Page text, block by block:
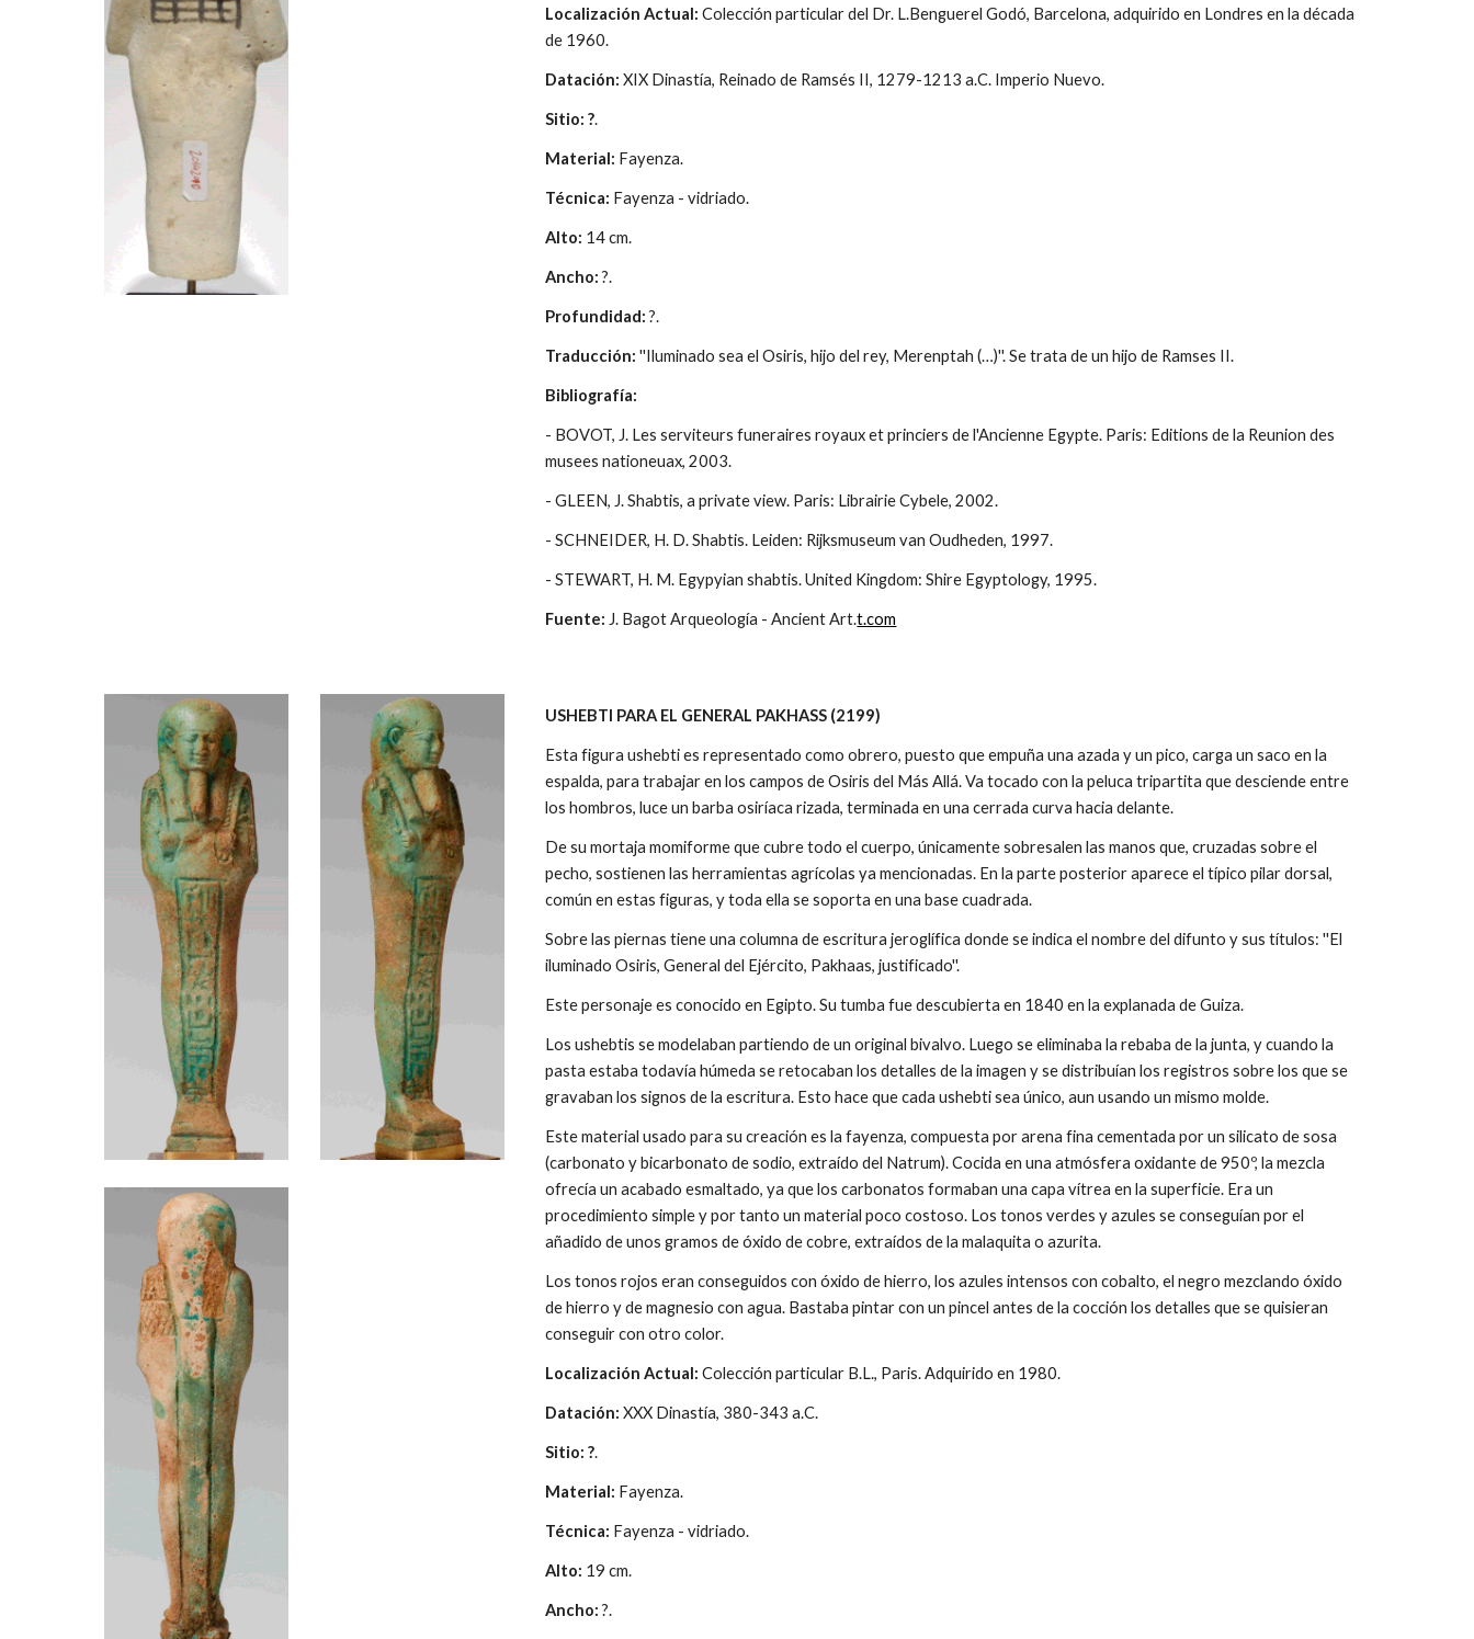
Localización Actual: Colección particular del Dr. L.Benguerel Godó, Barcelona, adquirido en Londres en la década
de 1960.
Datación:XIX Dinastía, Reinado de Ramsés II, 1279-1213 a.C. Imperio Nuevo.
Sitio: ?.
Material: Fayenza.
Técnica: Fayenza - vidriado.
Alto: 14 cm.
Ancho:?.
Profundidad:?.
Traducción:''Iluminado sea el Osiris, hijo del rey, Merenptah (…)''. Se trata de un hijo de Ramses II.
Bibliografía:
- BOVOT, J. Les serviteurs funeraires royaux et princiers de l'Ancienne Egypte. Paris: Editions de la Reunion des
musees nationeuax, 2003.
- GLEEN, J. Shabtis, a private view. Paris: Librairie Cybele, 2002.
- SCHNEIDER, H. D. Shabtis. Leiden: Rijksmuseum van Oudheden, 1997.
- STEWART, H. M. Egypyian shabtis. United Kingdom: Shire Egyptology, 1995.
Fuente: J. Bagot Arqueología - Ancient Art.t.com
USHEBTI PARA EL GENERAL PAKHASS (2199)
Esta figura ushebti es representado como obrero, puesto que empuña una azada y un pico, carga un saco en la
espalda, para trabajar en los campos de Osiris del Más Allá. Va tocado con la peluca tripartita que desciende entre
los hombros, luce un barba osiríaca rizada, terminada en una cerrada curva hacia delante.
De su mortaja momiforme que cubre todo el cuerpo, únicamente sobresalen las manos que, cruzadas sobre el
pecho, sostienen las herramientas agrícolas ya mencionadas. En la parte posterior aparece el típico pilar dorsal,
común en estas figuras, y toda ella se soporta en una base cuadrada.
Sobre las piernas tiene una columna de escritura jeroglífica donde se indica el nombre del difunto y sus títulos: ''El
iluminado Osiris, General del Ejército, Pakhaas, justificado''.
Este personaje es conocido en Egipto. Su tumba fue descubierta en 1840 en la explanada de Guiza.
Los ushebtis se modelaban partiendo de un original bivalvo. Luego se eliminaba la rebaba de la junta, y cuando la
pasta estaba todavía húmeda se retocaban los detalles de la imagen y se distribuían los registros sobre los que se
gravaban los signos de la escritura. Esto hace que cada ushebti sea único, aun usando un mismo molde.
Este material usado para su creación es la fayenza, compuesta por arena fina cementada por un silicato de sosa
(carbonato y bicarbonato de sodio, extraído del Natrum). Cocida en una atmósfera oxidante de 950º, la mezcla
ofrecía un acabado esmaltado, ya que los carbonatos formaban una capa vítrea en la superficie. Era un
procedimiento simple y por tanto un material poco costoso. Los tonos verdes y azules se conseguían por el
añadido de unos gramos de óxido de cobre, extraídos de la malaquita o azurita.
Los tonos rojos eran conseguidos con óxido de hierro, los azules intensos con cobalto, el negro mezclando óxido
de hierro y de magnesio con agua. Bastaba pintar con un pincel antes de la cocción los detalles que se quisieran
conseguir con otro color.
Localización Actual: Colección particular B.L., Paris. Adquirido en 1980.
Datación:XXX Dinastía, 380-343 a.C.
Sitio: ?.
Material: Fayenza.
Técnica: Fayenza - vidriado.
Alto: 19 cm.
Ancho:?.